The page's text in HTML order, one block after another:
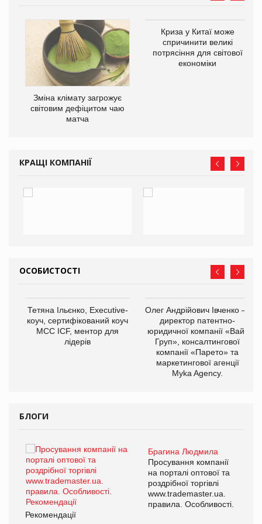
Зміна клімату загрожує
світовим дефіцитом чаю
матча
Криза у Китаї може
спричинити великі
потрясіння для світової
економіки
КРАЩІ КОМПАНІЇ
ОСОБИСТОСТІ
Тетяна Ільєнко, Executive-
коуч, сертифікований коуч
МСС ICF, ментор для
лідерів
Олег Андрійович Івченко —
директор патентно-
юридичної компанії «Вайз
Груп», консалтингової
компанії «Парето» та
маркетингової агенції
Myka Agency.
БЛОГИ
Брагина Людмила
Просування компанії
на порталі оптової та
роздрібної торгівлі
www.trademaster.ua.
правила. Особливості.
Рекомендації